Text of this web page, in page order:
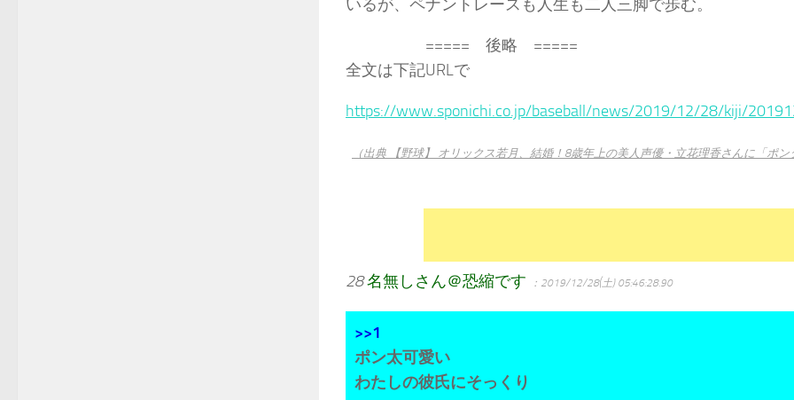
いるが、ペナントレースも人生も二人三脚で歩む。
===== 後略 =====
全文は下記URLで
https://www.sponichi.co.jp/baseball/news/2019/12/28/kiji/
（出典 【野球】 オリックス若月、結婚！8歳年上の美人声優・立花理香さんに「ポ
28名無しさん＠恐縮です ：2019/12/28(土) 05:46:28.90
>>1
ポン太可愛い
わたしの彼氏にそっくり